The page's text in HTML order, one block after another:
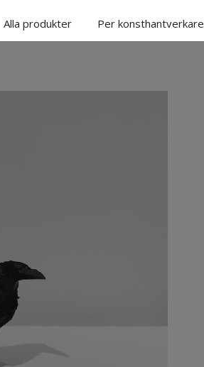
Alla produkter Per konsthantverkare